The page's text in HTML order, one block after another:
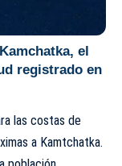
el
registrado en
las costas de
a Kamtchatka.